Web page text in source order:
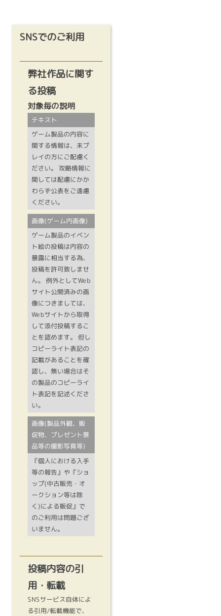
SNSでのご利用
弊社作品に関す
る投稿
対象毎の説明
テキスト
ゲーム製品の内容に
関する情報は、未プ
レイの方にご配慮く
ださい。 攻略情報に
関しては配慮にかか
わらず公表をご遠慮
ください。
画像(ゲーム内画像)
ゲーム製品のイベン
ト絵の投稿は内容の
暴露に相当する為、
投稿を許可致しませ
ん。 例外としてWeb
サイト公開済みの画
像につきましては、
Webサイトから取得
して添付投稿するこ
とを認めます。 但し
コピーライト表記の
記載があることを確
認し、無い場合はそ
の製品のコピーライ
ト表記を記述くださ
い。
画像(製品外観、販
促物、プレゼント景
品等の撮影写真等)
『個人における入手
等の報告』や『ショ
ップ(中古販売・オ
ークション等は除
く)による販促』で
のご利用は問題ござ
いません。
投稿内容の引
用・転載
SNSサービス自体によ
る引用/転載機能で、